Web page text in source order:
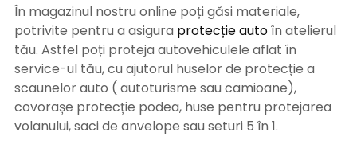
În magazinul nostru online poți găsi materiale,
potrivite pentru a asigura protecție autoîn atelierul
tău. Astfel poți proteja autovehiculele aflat în
service-ul tău, cu ajutorul huselor de protecție a
scaunelor auto ( autoturisme sau camioane),
covorașe protecție podea, huse pentru protejarea
volanului, saci de anvelope sau seturi 5 în 1.